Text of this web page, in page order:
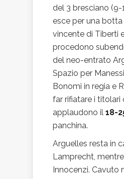
del 3 bresciano (9-
esce per una botta
vincente di Tiberti
procedono
del neo-entrato
Spazio per
Bonomi in regia e
far rifiatare i titolari
applaudono il 18-
panchina.
Arguelles resta in
Lamprecht,
Innocenzi. Cavuto